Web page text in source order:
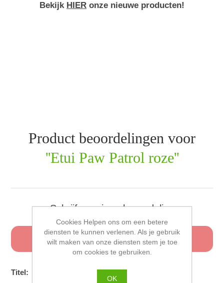
Bekijk HIER onze nieuwe producten!
Product beoordelingen voor
Etui Paw Patrol roze
Schrijf uw eigen beoordeling
Alleen geregistreerde gebruikers kunnen een
beoordeling schrijven
Titel:
Cookies Helpen ons om een betere
diensten te kunnen verlenen. Als je gebruik
wilt maken van onze diensten stem je toe
om cookies te gebruiken.
OK